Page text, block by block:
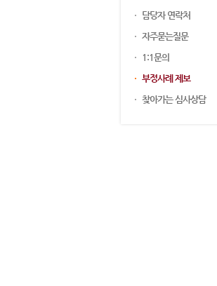
담당자 연락처
자주묻는질문
1:1문의
부정사례 제보
찾아가는 심사상담